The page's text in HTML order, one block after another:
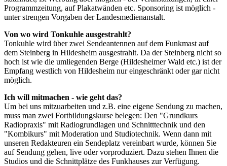
Programmzeitung, auf Plakatwänden etc. Sponsoring ist möglich -
unter strengen Vorgaben der Landesmedienanstalt.
Von wo wird Tonkuhle ausgestrahlt?
Tonkuhle wird über zwei Sendeantennen auf dem Funkmast auf
dem Steinberg in Hildesheim ausgestrahlt. Da der Steinberg nicht so
hoch ist wie die umliegenden Berge (Hildesheimer Wald etc.) ist der
Empfang westlich von Hildesheim nur eingeschränkt oder gar nicht
möglich.
Ich will mitmachen - wie geht das?
Um bei uns mitzuarbeiten und z.B. eine eigene Sendung zu machen,
muss man zwei Fortbildungskurse belegen: Den "Grundkurs
Radiopraxis" mit Radiogrundlagen und Schnitttechnik und den
"Kombikurs" mit Moderation und Studiotechnik. Wenn dann mit
unseren Redakteuren ein Sendeplatz vereinbart wurde, können Sie
auf Sendung gehen, live oder vorproduziert. Dazu stehen Ihnen die
Studios und die Schnittplätze des Funkhauses zur Verfügung.